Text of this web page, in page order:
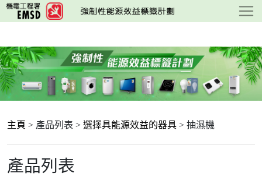
跳
至
要
內
容
主頁 > 產品列表 > 選擇具能源效益的器具 > 抽濕機
產品列表